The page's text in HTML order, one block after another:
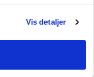
Vis detaljer